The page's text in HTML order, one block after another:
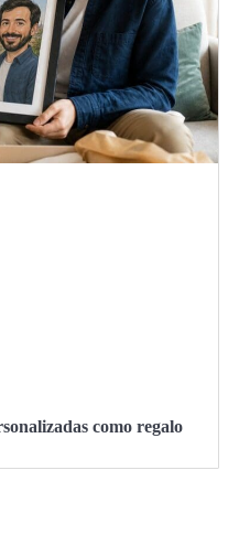
como regalo